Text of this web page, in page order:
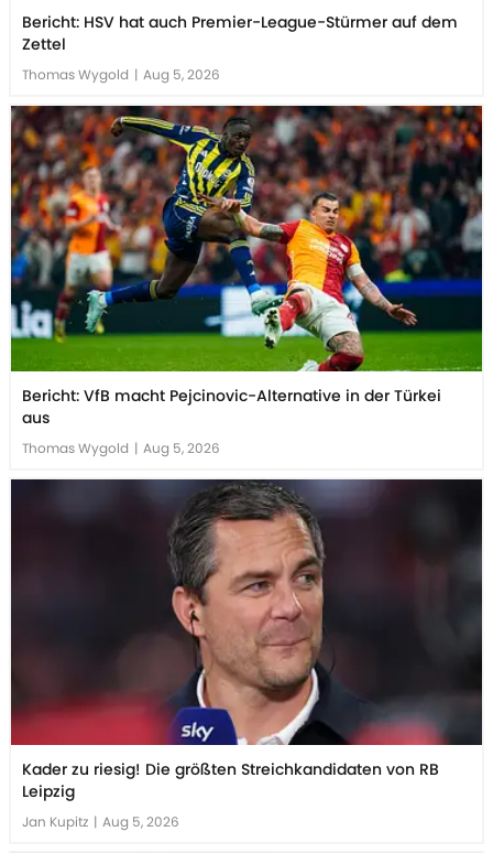
Bericht: HSV hat auch Premier-League-Stürmer auf dem
Zettel
Thomas Wygold | Aug 5, 2026
Bericht: VfB macht Pejcinovic-Alternative in der Türkei
aus
Thomas Wygold | Aug 5, 2026
Kader zu riesig! Die größten Streichkandidaten von RB
Leipzig
Jan Kupitz | Aug 5, 2026